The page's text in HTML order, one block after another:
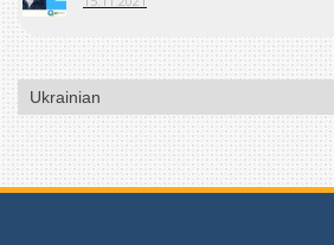
Вибрати
мову